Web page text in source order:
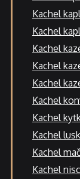
Kachel
Kachel
Kachel
Kachel
Kachel
Kachel
Kachel
Kachel lusk
Kachel
Kachel